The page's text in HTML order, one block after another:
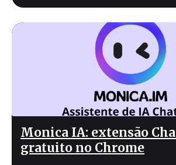
Monica IA: extensão
gratuito no Chrome